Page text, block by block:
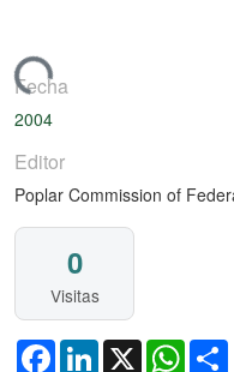
Fecha
2004
Editor
Poplar Commission of
0
Visitas
FacebookLinkedIn
X